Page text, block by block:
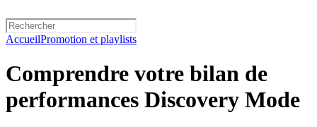
AccueilPromotion et playlists
Comprendre votre bilan de
performances Discovery Mode